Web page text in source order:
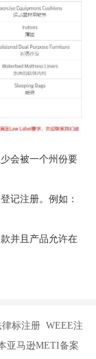
会被一个州份要
记注册。例如：
并且产品允许在
标注册 WEEE注
亚马逊METI备案